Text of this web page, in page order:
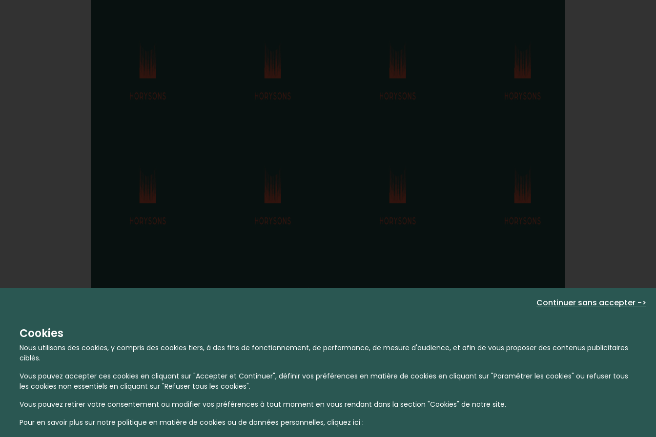
Cookies
Continuer sans accepter ->
Nous utilisons des cookies, y compris des cookies tiers, à des fins de fonctionnement, de performance, de mesure d'audience, et afin de vous proposer des contenus publicitaires
ciblés.
Vous pouvez accepter ces cookies en cliquant sur "Accepter et Continuer", définir vos préférences en matière de cookies en cliquant sur "Paramétrer les cookies" ou refuser tous
les cookies non essentiels en cliquant sur "Refuser tous les cookies".
Vous pouvez retirer votre consentement ou modifier vos préférences à tout moment en vous rendant dans la section "Cookies" de notre site.
Pour en savoir plus sur notre politique en matière de cookies ou de données personnelles, cliquez ici :